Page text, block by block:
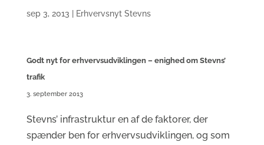
sep 3, 2013 Erhvervsnyt Stevns
Godt nyt for erhvervsudviklingen – enighed om Stevns’
trafik
3. september 2013
Stevns’ infrastruktur en af de faktorer, der
spænder ben for erhvervsudviklingen, og som